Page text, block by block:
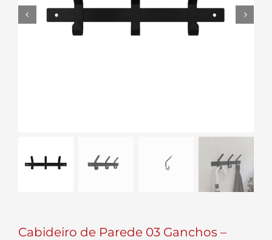
 
Cabideiro de Parede 03 Ganchos –